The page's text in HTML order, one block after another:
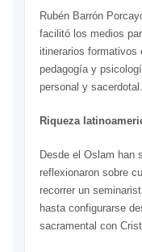
Rubén Barrón
facilitó los medios
itinerarios formativos
pedagogía y
personal y sacerdotal.
Riqueza
Desde el Oslam han
reflexionaron sobre
recorrer un
hasta configurarse
sacramental con